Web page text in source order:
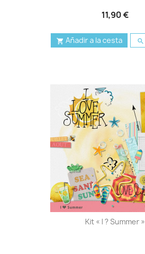
11,90 €
 Añadir a la cesta 
Kit « I ? Summer »